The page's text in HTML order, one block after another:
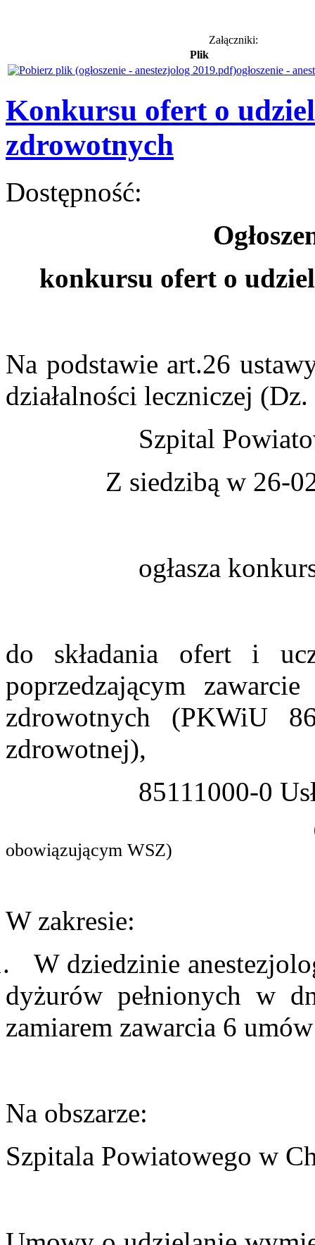
Załączniki:
Plik
ogłoszenie -
Konkursu ofert o
zdrowotnych
Dostępność:
konkursu ofert o
Na podstawie art.26
działalności leczniczej
Szpital
Z siedzibą w 26-
ogłasza
do składania ofert i
poprzedzającym
zdrowotnych (PKWiU
zdrowotnej),
85111000-0
obowiązującym WSZ)
W zakresie:
W dziedzinie
dyżurów pełnionych w
zamiarem zawarcia 6 umów
Na obszarze:
Szpitala Powiatowego w